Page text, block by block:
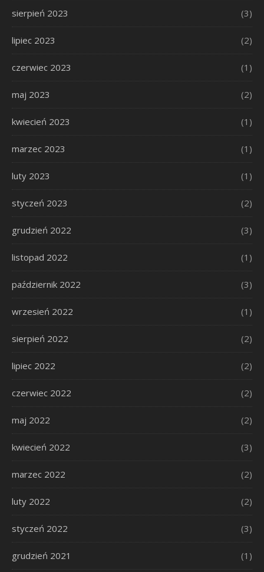
sierpień 2023 (3)
lipiec 2023 (2)
czerwiec 2023 (1)
maj 2023 (2)
kwiecień 2023 (1)
marzec 2023 (1)
luty 2023 (1)
styczeń 2023 (2)
grudzień 2022 (3)
listopad 2022 (1)
październik 2022 (3)
wrzesień 2022 (1)
sierpień 2022 (2)
lipiec 2022 (2)
czerwiec 2022 (2)
maj 2022 (2)
kwiecień 2022 (3)
marzec 2022 (2)
luty 2022 (2)
styczeń 2022 (3)
grudzień 2021 (1)